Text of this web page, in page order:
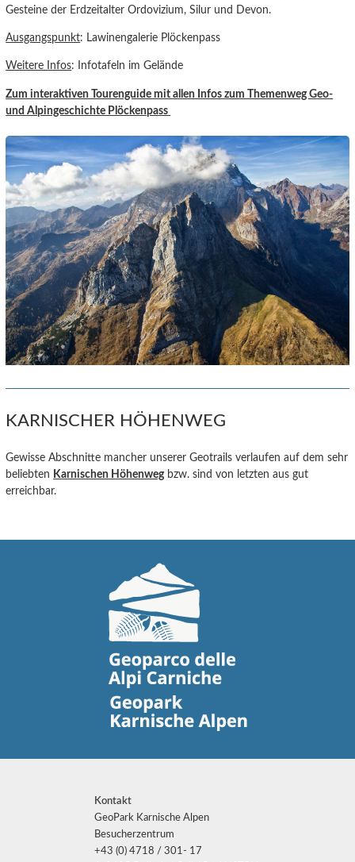
Gesteine der Erdzeitalter Ordovizium, Silur und Devon.
Ausgangspunkt: Lawinengalerie Plöckenpass
Weitere Infos: Infotafeln im Gelände
Zum interaktiven Tourenguide mit allen Infos zum Themenweg Geo-
und Alpingeschichte Plöckenpass
KARNISCHER HÖHENWEG
Gewisse Abschnitte mancher unserer Geotrails verlaufen auf dem sehr
beliebten Karnischen Höhenwegbzw. sind von letzten aus gut
erreichbar.
Kontakt
GeoPark Karnische Alpen
Besucherzentrum
+43 (0) 4718 / 301- 17